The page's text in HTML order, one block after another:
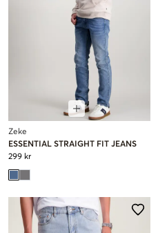
Zeke
ESSENTIAL STRAIGHT FIT JEANS
299 kr